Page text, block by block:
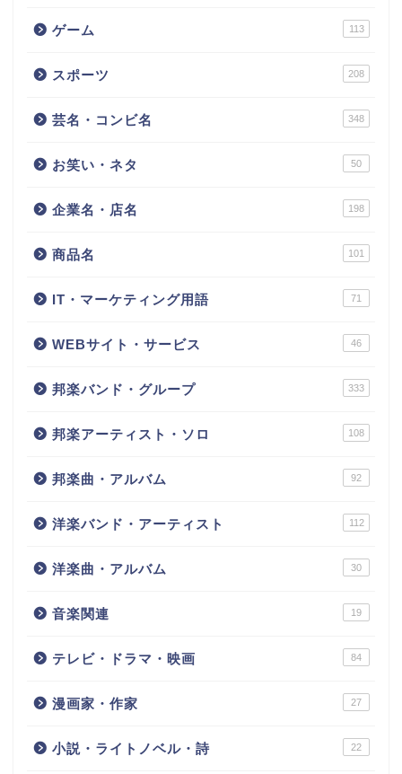
ゲーム 113
スポーツ 208
芸名・コンビ名 348
お笑い・ネタ 50
企業名・店名 198
商品名 101
IT・マーケティング用語 71
WEBサイト・サービス 46
邦楽バンド・グループ 333
邦楽アーティスト・ソロ 108
邦楽曲・アルバム 92
洋楽バンド・アーティスト 112
洋楽曲・アルバム 30
音楽関連 19
テレビ・ドラマ・映画 84
漫画家・作家 27
小説・ライトノベル・詩 22